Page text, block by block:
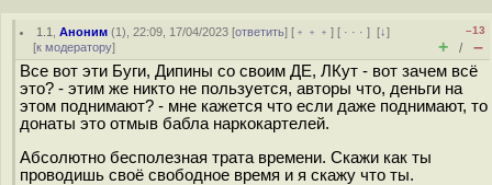
1.1 ,Аноним (1), 22:09, 17/04/2023 [ответить] [ ﹢﹢﹢] [ · · ·][↓]
[к модератору]
–13
+ / –
Все вот эти Буги, Дипины со своим ДЕ, ЛКут - вот зачем всё
это? - этим же никто не пользуется, авторы что, деньги на
этом поднимают? - мне кажется что если даже поднимают, то
донаты это отмыв бабла наркокартелей.
Абсолютно бесполезная трата времени. Скажи как ты
проводишь своё свободное время и я скажу что ты.